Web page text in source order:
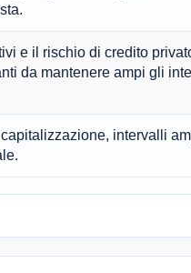
e il rischio di credito
da mantenere ampi gli
intervalli